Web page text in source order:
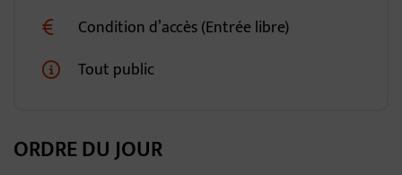
Condition d’accès (Entrée libre)
Tout public
ORDRE DU JOUR